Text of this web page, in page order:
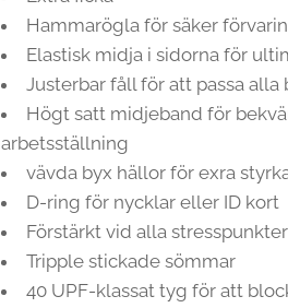
Hammarögla för säker
Elastisk midja i sidorna för
Justerbar fåll för att passa
Högt satt midjeband för
arbetsställning
vävda byx hällor för exra
D-ring för nycklar eller ID kort
Förstärkt vid alla stresspunkter
Tripple stickade sömmar
40 UPF-klassat tyg för att